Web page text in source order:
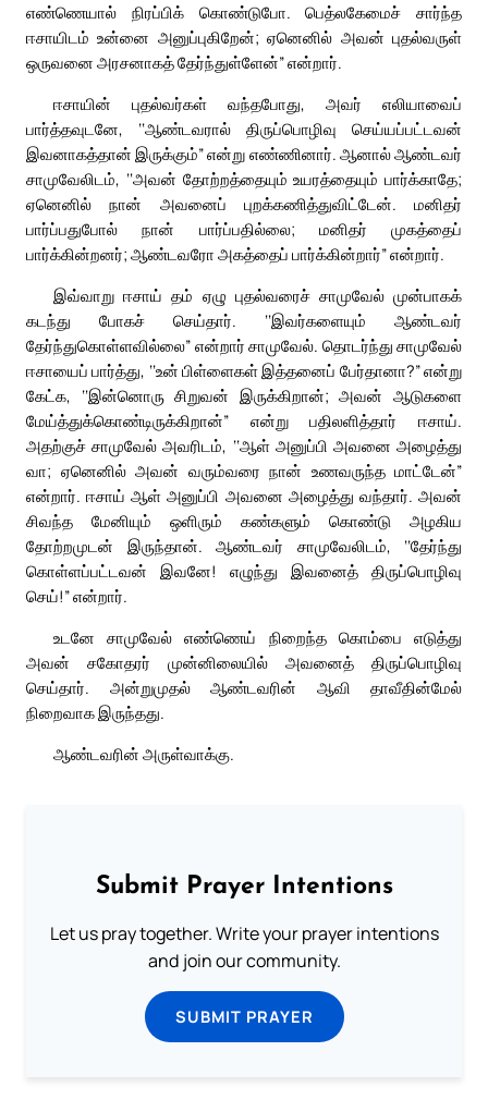
எண்ணெயால் நிரப்பிக் கொண்டுபோ. பெத்லகேமைச் சார்ந்த
ஈசாயிடம் உன்னை அனுப்புகிறேன்; ஏனெனில் அவன் புதல்வருள்
ஒருவனை அரசனாகத் தேர்ந்துள்ளேன்” என்றார்.
ஈசாயின் புதல்வர்கள் வந்தபோது, அவர் எலியாவைப்
பார்த்தவுடனே, ‘‘ஆண்டவரால் திருப்பொழிவு செய்யப்பட்டவன்
இவனாகத்தான் இருக்கும்” என்று எண்ணினார். ஆனால் ஆண்டவர்
சாமுவேலிடம், ‘‘அவன் தோற்றத்தையும் உயரத்தையும் பார்க்காதே;
ஏனெனில் நான் அவனைப் புறக்கணித்துவிட்டேன். மனிதர்
பார்ப்பதுபோல் நான் பார்ப்பதில்லை; மனிதர் முகத்தைப்
பார்க்கின்றனர்; ஆண்டவரோ அகத்தைப் பார்க்கின்றார்” என்றார்.
இவ்வாறு ஈசாய் தம் ஏழு புதல்வரைச் சாமுவேல் முன்பாகக்
கடந்து போகச் செய்தார். ‘‘இவர்களையும் ஆண்டவர்
தேர்ந்துகொள்ளவில்லை” என்றார் சாமுவேல். தொடர்ந்து சாமுவேல்
ஈசாயைப் பார்த்து, ‘‘உன் பிள்ளைகள் இத்தனைப் பேர்தானா?” என்று
கேட்க, ‘‘இன்னொரு சிறுவன் இருக்கிறான்; அவன் ஆடுகளை
மேய்த்துக்கொண்டிருக்கிறான்” என்று பதிலளித்தார் ஈசாய்.
அதற்குச் சாமுவேல் அவரிடம், ‘‘ஆள் அனுப்பி அவனை அழைத்து
வா; ஏனெனில் அவன் வரும்வரை நான் உணவருந்த மாட்டேன்”
என்றார். ஈசாய் ஆள் அனுப்பி அவனை அழைத்து வந்தார். அவன்
சிவந்த மேனியும் ஒளிரும் கண்களும் கொண்டு அழகிய
தோற்றமுடன் இருந்தான். ஆண்டவர் சாமுவேலிடம், ‘‘தேர்ந்து
கொள்ளப்பட்டவன் இவனே! எழுந்து இவனைத் திருப்பொழிவு
செய்!” என்றார்.
உடனே சாமுவேல் எண்ணெய் நிறைந்த கொம்பை எடுத்து
அவன் சகோதரர் முன்னிலையில் அவனைத் திருப்பொழிவு
செய்தார். அன்றுமுதல் ஆண்டவரின் ஆவி தாவீதின்மேல்
நிறைவாக இருந்தது.
ஆண்டவரின் அருள்வாக்கு.
Submit Prayer Intentions
Let us pray together. Write your prayer intentions
and join our community.
SUBMIT PRAYER